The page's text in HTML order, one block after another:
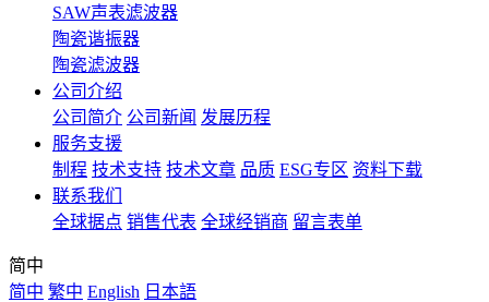
SAW声表滤波器
陶瓷谐振器
陶瓷滤波器
公司介绍
公司简介 公司新闻 发展历程
服务支援
制程 技术支持 技术文章 品质 ESG专区 资料下载
联系我们
全球据点 销售代表 全球经销商 留言表单
简中
简中 繁中 English 日本語